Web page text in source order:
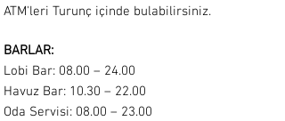
ATM'leri Turunç içinde bulabilirsiniz.
BARLAR:
Lobi Bar: 08.00 – 24.00
Havuz Bar: 10.30 – 22.00
Oda Servisi: 08.00 – 23.00